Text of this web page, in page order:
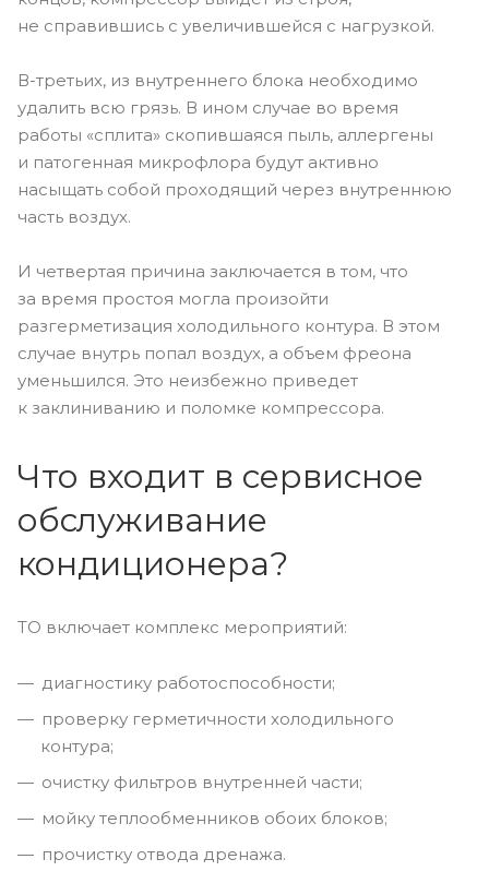
не справившись с увеличившейся с нагрузкой.
В-третьих, из внутреннего блока необходимо
удалить всю грязь. В ином случае во время
работы «сплита» скопившаяся пыль, аллергены
и патогенная микрофлора будут активно
насыщать собой проходящий через внутреннюю
часть воздух.
И четвертая причина заключается в том, что
за время простоя могла произойти
разгерметизация холодильного контура. В этом
случае внутрь попал воздух, а объем фреона
уменьшился. Это неизбежно приведет
к заклиниванию и поломке компрессора.
Что входит в сервисное
обслуживание
кондиционера?
ТО включает комплекс мероприятий:
диагностику работоспособности;
проверку герметичности холодильного
контура;
очистку фильтров внутренней части;
мойку теплообменников обоих блоков;
прочистку отвода дренажа.